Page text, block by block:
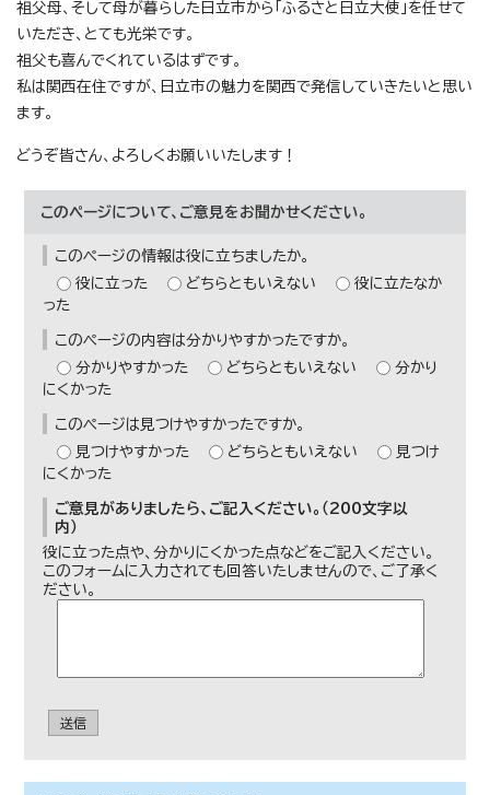
祖父母、そして母が暮らした日立市から「ふるさと日立大使」を任せて
いただき、とても光栄です。
祖父も喜んでくれているはずです。
私は関西在住ですが、日立市の魅力を関西で発信していきたいと思い
ます。
どうぞ皆さん、よろしくお願いいたします！
このページについて、ご意見をお聞かせください。
このページの情報は役に立ちましたか。
役に立った
どちらともいえない
役に立たなか
った
このページの内容は分かりやすかったですか。
分かりやすかった
どちらともいえない
分かり
にくかった
このページは見つけやすかったですか。
見つけやすかった
どちらともいえない
見つけ
にくかった
ご意見がありましたら、ご記入ください。（200文字以
内）
役に立った点や、分かりにくかった点などをご記入ください。
このフォームに入力されても回答いたしませんので、ご了承く
ださい。
送信